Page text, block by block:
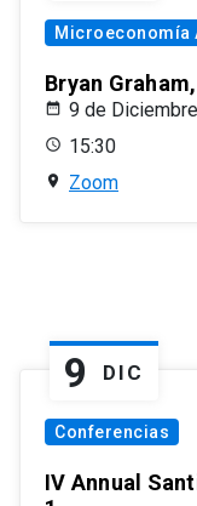
Microeconomía
Bryan
9 de
15:30
Zoom
9 DIC
Conferencias
IV Annual